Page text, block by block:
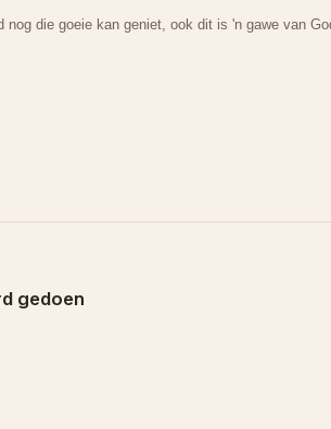
nog die goeie kan geniet, ook dit is 'n gawe van
gedoen